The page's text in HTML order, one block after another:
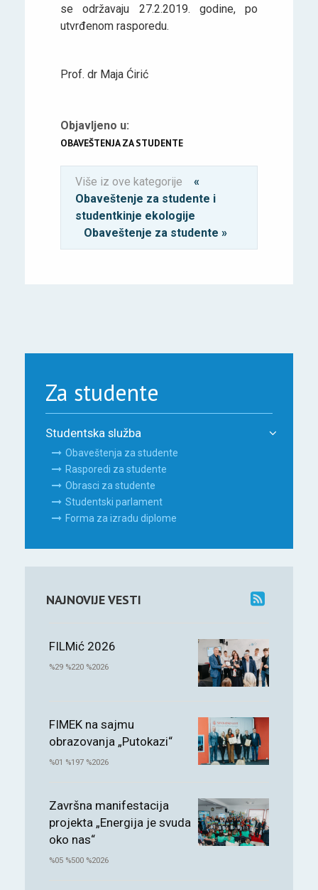
se održavaju 27.2.2019. godine, po
utvrđenom rasporedu.
Prof. dr Maja Ćirić
Objavljeno u:
OBAVEŠTENJA ZA STUDENTE
Više iz ove kategorije
«
Obaveštenje za studente i
studentkinje ekologije
Obaveštenje za studente »
Za studente
Studentska služba
Obaveštenja za studente
Rasporedi za studente
Obrasci za studente
Studentski parlament
Forma za izradu diplome
NAJNOVIJE VESTI
FILMić 2026
%29 %220 %2026
FIMEK na sajmu
obrazovanja „Putokazi“
%01 %197 %2026
Završna manifestacija
projekta „Energija je svuda
oko nas“
%05 %500 %2026